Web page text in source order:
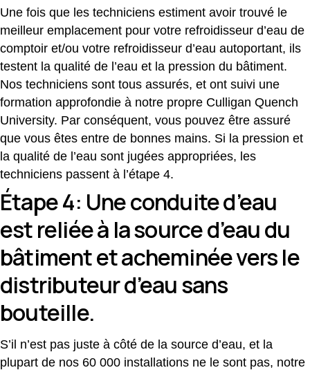
Une fois que les techniciens estiment avoir trouvé le
meilleur emplacement pour votre refroidisseur d’eau de
comptoir et/ou votre refroidisseur d’eau autoportant, ils
testent la qualité de l’eau et la pression du bâtiment.
Nos techniciens sont tous assurés, et ont suivi une
formation approfondie à notre propre Culligan Quench
University. Par conséquent, vous pouvez être assuré
que vous êtes entre de bonnes mains. Si la pression et
la qualité de l’eau sont jugées appropriées, les
techniciens passent à l’étape 4.
Étape 4: Une conduite d’eau
est reliée à la source d’eau du
bâtiment et acheminée vers le
distributeur d’eau sans
bouteille.
S’il n’est pas juste à côté de la source d’eau, et la
plupart de nos 60 000 installations ne le sont pas, notre